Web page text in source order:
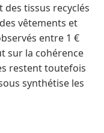
tissus recyclés
vêtements et
entre 1 €
sur la cohérence
restent toutefois
synthétise les